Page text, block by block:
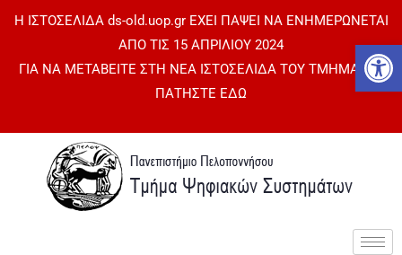
Η ΙΣΤΟΣΕΛΙΔΑ ds-old.uop.gr ΕΧΕΙ ΠΑΨΕΙ ΝΑ ΕΝΗΜΕΡΩΝΕΤΑΙ
ΑΠΟ ΤΙΣ 15 ΑΠΡΙΛΙΟΥ 2024
ΓΙΑ ΝΑ ΜΕΤΑΒΕΙΤΕ ΣΤΗ ΝΕΑ ΙΣΤΟΣΕΛΙΔΑ ΤΟΥ ΤΜΗΜΑΤΟΣ
ΠΑΤΗΣΤΕ ΕΔΩ